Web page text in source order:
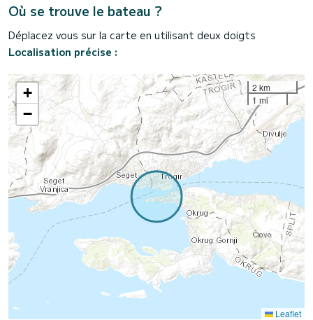
Où se trouve le bateau ?
Déplacez vous sur la carte en utilisant deux doigts
Localisation précise :
+
−
2 km
1 mi
Leaflet